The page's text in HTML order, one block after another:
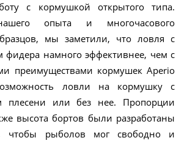
с кормушкой открытого типа.
опыта и многочасового
мы заметили, что ловля с
фидера намного эффективнее, чем с
преимуществами кормушек Aperio
ловли на кормушку с
плесени или без нее. Пропорции
высота бортов были разработаны
чтобы рыболов мог свободно и